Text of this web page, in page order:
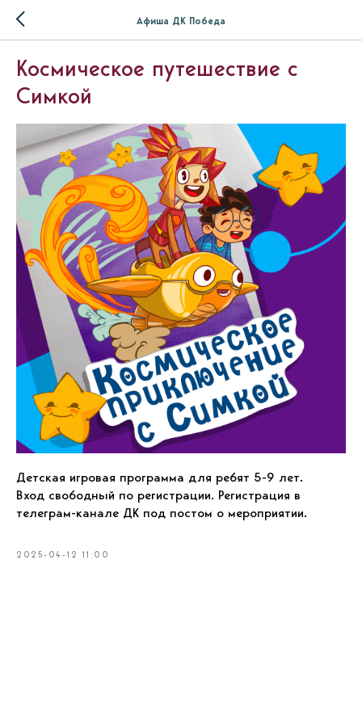
Афиша ДК Победа
Космическое путешествие с
Симкой
Детская игровая программа для ребят 5-9 лет.
Вход свободный по регистрации. Регистрация в
телеграм-канале ДК под постом о мероприятии.
2025-04-12 11:00